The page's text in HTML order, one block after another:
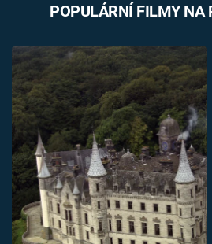
POPULÁRNÍ FILMY NA